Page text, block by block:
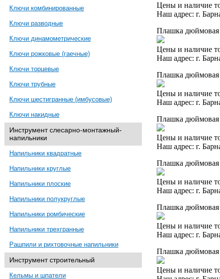
Ключи комбинированные
Ключи разводные
Ключи динамометрические
Ключи рожковые (гаечные)
Ключи торцевые
Ключи трубные
Ключи шестигранные (имбусовые)
Ключи накидные
Инструмент слесарно-монтажный-
напильники
Напильники квадратные
Напильники круглые
Напильники плоские
Напильники полукруглые
Напильники ромбические
Напильники трехгранные
Рашпили и рихтовочные напильники
Инструмент строительный
Кельмы и шпатели
Цены и наличие
Наш адрес: г.
Плашка
Цены и наличие
Наш адрес: г.
Плашка
Цены и наличие
Наш адрес: г.
Плашка
Цены и наличие
Наш адрес: г.
Плашка
Цены и наличие
Наш адрес: г.
Плашка
Цены и наличие
Наш адрес: г.
Плашка
Цены и наличие